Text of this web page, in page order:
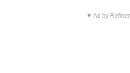
▼ Ad by